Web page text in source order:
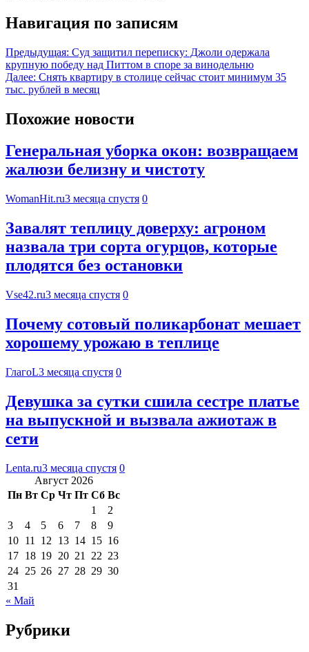
Навигация по записям
Предыдущая: Суд защитил переписку: Джоли одержала
крупную победу над Питтом в споре за винодельню
Далее: Снять квартиру в столице сейчас стоит минимум 35
тыс. рублей в месяц
Похожие новости
Генеральная уборка окон: возвращаем
жалюзи белизну и чистоту
WomanHit.ru3 месяца спустя 0
Завалят теплицу доверху: агроном
назвала три сорта огурцов, которые
плодятся без остановки
Vse42.ru3 месяца спустя 0
Почему сотовый поликарбонат мешает
хорошему урожаю в теплице
ГлагоL3 месяца спустя 0
Девушка за сутки сшила сестре платье
на выпускной и вызвала ажиотаж в
сети
Lenta.ru3 месяца спустя 0
Август 2026
Пн Вт Ср Чт Пт Сб Вс
1
2
3
4 5 6 7 8
9
10 11 12 13 14 15 16
17 18 19 20 21 22 23
24 25 26 27 28 29 30
31
« Май
Рубрики